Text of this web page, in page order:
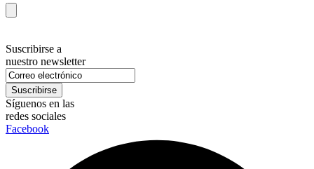
Suscribirse a
nuestro newsletter
Síguenos en las
redes sociales
Facebook